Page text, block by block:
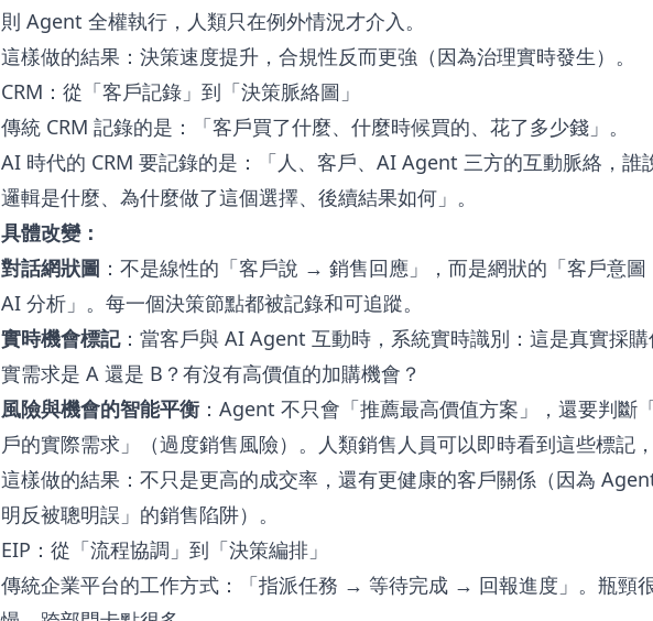
則 Agent 全權執行，人類只在例外情況才介入。
這樣做的結果：決策速度提升，合規性反而更強（因為治理實時發生）。
CRM：從「客戶記錄」到「決策脈絡圖」
傳統 CRM 記錄的是：「客戶買了什麼、什麼時候買的、花了多少錢」。
AI 時代的 CRM 要記錄的是：「人、客戶、AI Agent 三方的互動脈絡，誰
邏輯是什麼、為什麼做了這個選擇、後續結果如何」。
具體改變：
對話網狀圖 ：不是線性的「客戶說 → 銷售回應」，而是網狀的「客戶
AI 分析」。每一個決策節點都被記錄和可追蹤。
實時機會標記：當客戶與 AI Agent 互動時，系統實時識別：這是真實採
實需求是 A 還是 B？有沒有高價值的加購機會？
風險與機會的智能平衡 ：Agent 不只會「推薦最高價值方案」，還要判斷
戶的實際需求」（過度銷售風險）。人類銷售人員可以即時看到這些標記
這樣做的結果：不只是更高的成交率，還有更健康的客戶關係（因為
明反被聰明誤」的銷售陷阱）。
EIP：從「流程協調」到「決策編排」
傳統企業平台的工作方式：「指派任務 → 等待完成 → 回報進度」。瓶頸